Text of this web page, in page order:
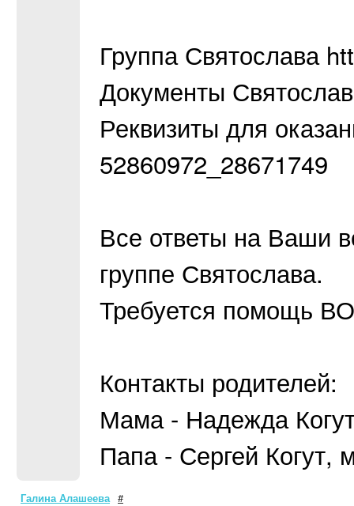
Группа Святослава
Документы
Реквизиты для
52860972_28671749
Все ответы на Ваши
группе Святослава.
Требуется помощь
Контакты родителей:
Мама - Надежда
Папа - Сергей Когут,
Галина Алашеева #